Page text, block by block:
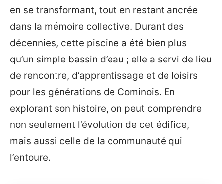
en se transformant, tout en restant ancrée
dans la mémoire collective. Durant des
décennies, cette piscine a été bien plus
qu’un simple bassin d’eau ; elle a servi de lieu
de rencontre, d’apprentissage et de loisirs
pour les générations de Cominois. En
explorant son histoire, on peut comprendre
non seulement l’évolution de cet édifice,
mais aussi celle de la communauté qui
l’entoure.